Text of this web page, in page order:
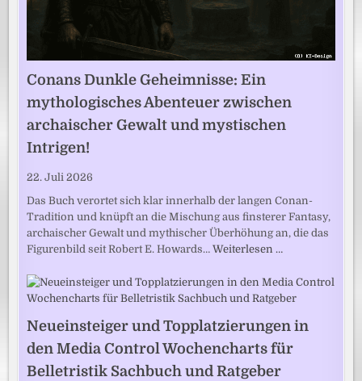
Conans Dunkle Geheimnisse: Ein
mythologisches Abenteuer zwischen
archaischer Gewalt und mystischen
Intrigen!
22. Juli 2026
Das Buch verortet sich klar innerhalb der langen Conan-
Tradition und knüpft an die Mischung aus finsterer Fantasy,
archaischer Gewalt und mythischer Überhöhung an, die das
Figurenbild seit Robert E. Howards…Weiterlesen …
Neueinsteiger und Topplatzierungen in
den Media Control Wochencharts für
Belletristik Sachbuch und Ratgeber